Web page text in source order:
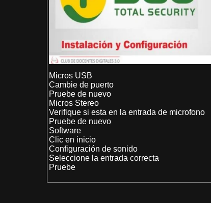
Micros USB
Cambie de puerto
Pruebe de nuevo
Micros Stereo
Verifique si esta en la entrada de microfono
Pruebe de nuevo
Software
Clic en inicio
Configuración de sonido
Seleccione la entrada correcta
Pruebe